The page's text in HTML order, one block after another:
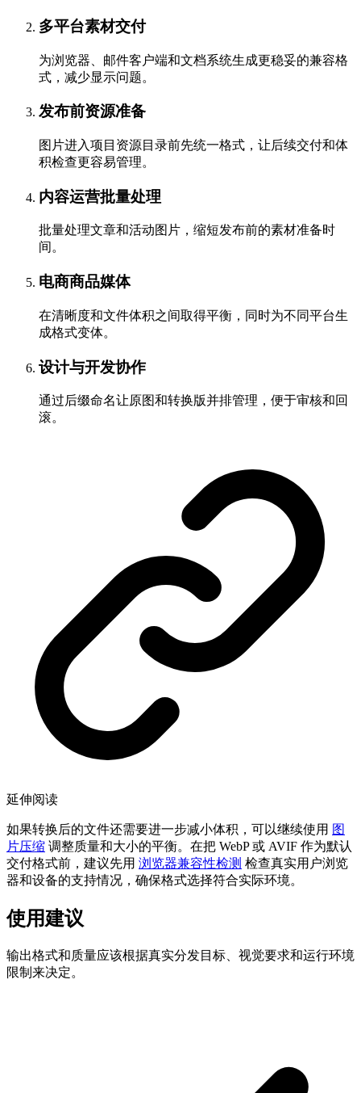
多平台素材交付
为浏览器、邮件客户端和文档系统生成更稳妥的兼容格
式，减少显示问题。
发布前资源准备
图片进入项目资源目录前先统一格式，让后续交付和体
积检查更容易管理。
内容运营批量处理
批量处理文章和活动图片，缩短发布前的素材准备时
间。
电商商品媒体
在清晰度和文件体积之间取得平衡，同时为不同平台生
成格式变体。
设计与开发协作
通过后缀命名让原图和转换版并排管理，便于审核和回
滚。
延伸阅读
如果转换后的文件还需要进一步减小体积，可以继续使用 图
片压缩 调整质量和大小的平衡。在把 WebP 或 AVIF 作为默认
交付格式前，建议先用 浏览器兼容性检测 检查真实用户浏览
器和设备的支持情况，确保格式选择符合实际环境。
使用建议
输出格式和质量应该根据真实分发目标、视觉要求和运行环境
限制来决定。